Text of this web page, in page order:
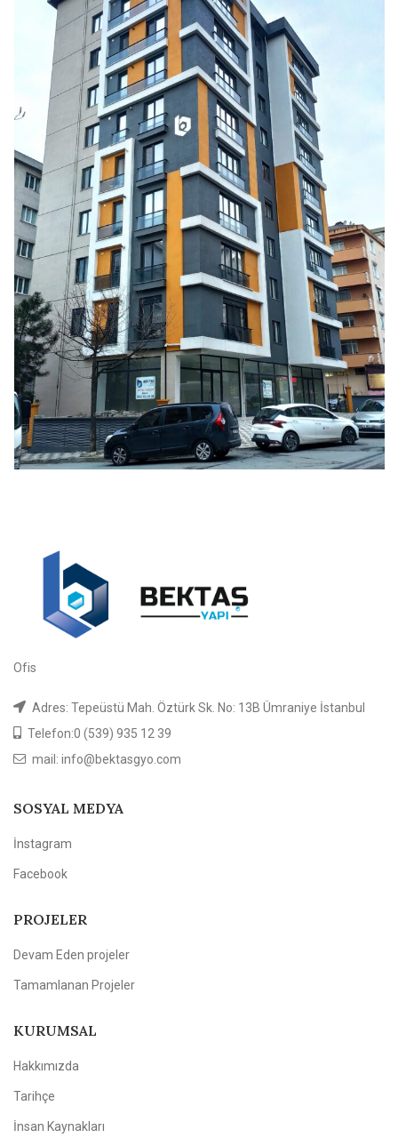
Ofis
Adres: Tepeüstü Mah. Öztürk Sk. No: 13B Ümraniye İstanbul
Telefon:0 (539) 935 12 39
mail: info@bektasgyo.com
SOSYAL MEDYA
İnstagram
Facebook
PROJELER
Devam Eden projeler
Tamamlanan Projeler
KURUMSAL
Hakkımızda
Tarihçe
İnsan Kaynakları